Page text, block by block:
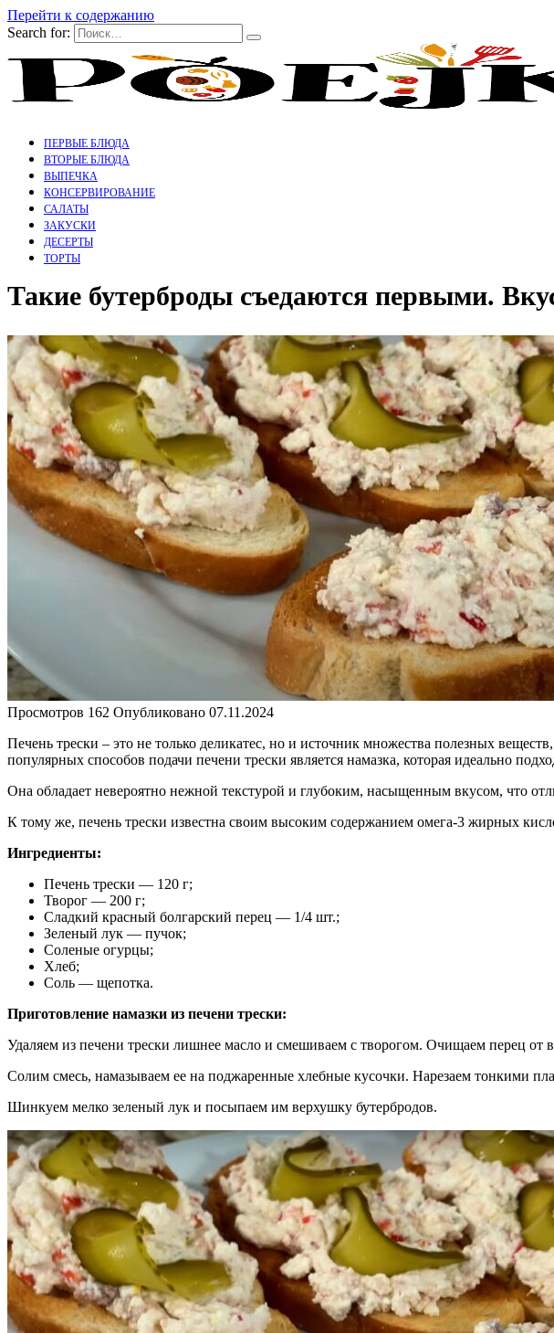
Перейти к содержанию
Search for:
ПЕРВЫЕ БЛЮДА
ВТОРЫЕ БЛЮДА
ВЫПЕЧКА
КОНСЕРВИРОВАНИЕ
САЛАТЫ
ЗАКУСКИ
ДЕСЕРТЫ
ТОРТЫ
Такие бутерброды съедаются первыми.
Просмотров 162 Опубликовано 07.11.2024
Печень трески – это не только деликатес, но и источник множества полезных
популярных способов подачи печени трески является намазка, которая идеально
Она обладает невероятно нежной текстурой и глубоким, насыщенным вкусом, что
К тому же, печень трески известна своим высоким содержанием омега-3 жирных
Ингредиенты:
Печень трески — 120 г;
Творог — 200 г;
Сладкий красный болгарский перец — 1/4 шт.;
Зеленый лук — пучок;
Соленые огурцы;
Хлеб;
Соль — щепотка.
Приготовление намазки из печени трески:
Удаляем из печени трески лишнее масло и смешиваем с творогом. Очищаем перец
Солим смесь, намазываем ее на поджаренные хлебные кусочки. Нарезаем тонкими
Шинкуем мелко зеленый лук и посыпаем им верхушку бутербродов.